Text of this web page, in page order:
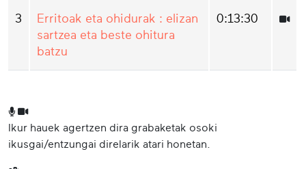
3
Erritoak eta ohidurak : elizan
sartzea eta beste ohitura
batzu
0:13:30
Ikur hauek agertzen dira grabaketak osoki
ikusgai/entzungai direlarik atari honetan.